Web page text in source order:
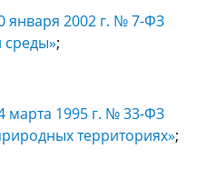
января 2002 г. № 7-ФЗ
;
марта 1995 г. № 33-ФЗ
территориях»;